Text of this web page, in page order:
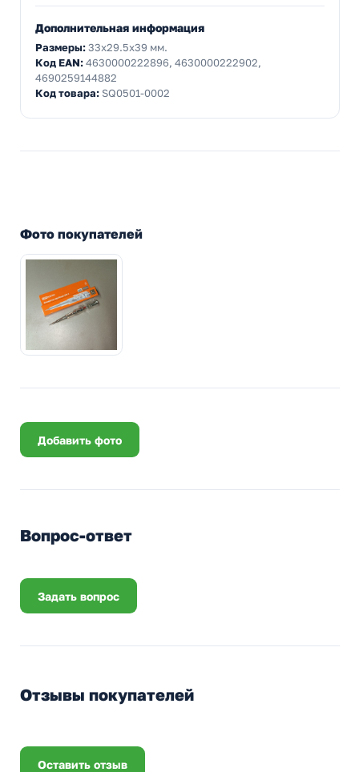
Дополнительная информация
Размеры:33x29.5x39 мм.
Код EAN:4630000222896, 4630000222902,
4690259144882
Код товара: SQ0501-0002
Фото покупателей
Добавить фото
Вопрос-ответ
Задать вопрос
Отзывы покупателей
Оставить отзыв